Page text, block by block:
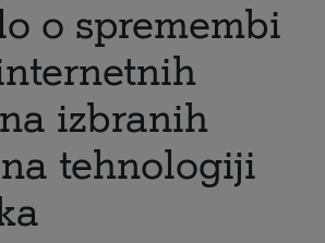
o spremembi
izbranih
tehnologiji